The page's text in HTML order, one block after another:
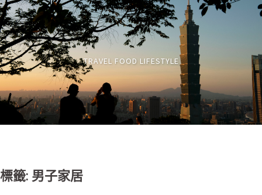
TRAVEL FOOD LIFESTYLE
標籤: 男子家居